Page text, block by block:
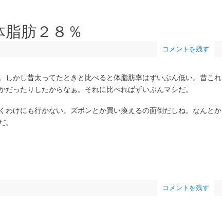
肪２８％
コメントを残す
しかし昔太ってたときと比べると体脂肪率はずいぶん低い。昔これ
ったりしたからなぁ。それに比べればずいぶんマシだ。
わけにも行かない。ズボンとか買い換えるの面倒だしね。なんとか
コメントを残す